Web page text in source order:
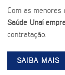
Com as menores
Saúde Unaí
contratação.
SAIBA MAIS